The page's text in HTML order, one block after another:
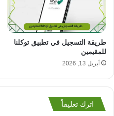
طريقة التسجيل في تطبيق توكلنا
للمقيمين
أبريل 13, 2026
اترك تعليقاً